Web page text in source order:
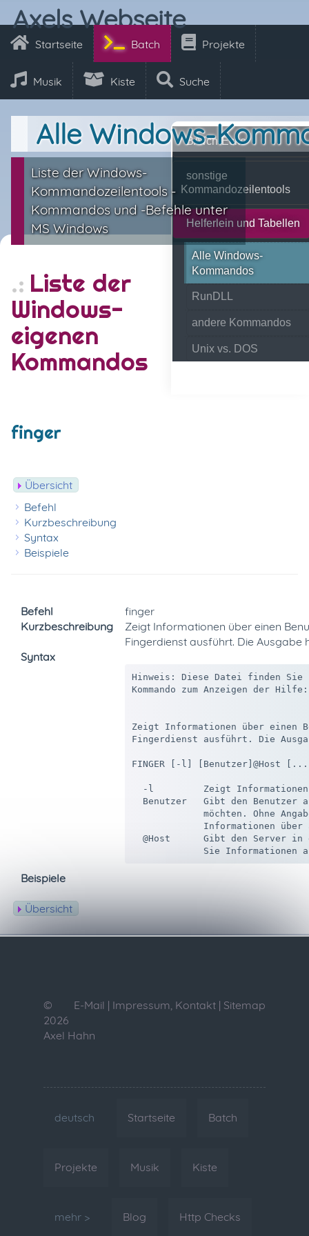
Axels Webseite
Startseite Batch Projekte
Musik Kiste Suche
BATch-Ecke
sonstige
Kommandozeilentools
Helferlein und Tabellen
Alle Windows-
Kommandos
RunDLL
andere Kommandos
Unix vs. DOS
Alle Windows-
Liste der Windows-
Kommandozeilentools -
Kommandos und -Befehle unter
MS Windows
Liste der
Windows-
eigenen
Kommandos
finger
Übersicht
Befehl
Kurzbeschreibung
Syntax
Beispiele
Befehl
finger
Kurzbeschreibung
Zeigt Informationen über einen
Fingerdienst ausführt. Die
Syntax
Hinweis: Diese Datei finden Sie
Kommando zum Anzeigen der
Zeigt Informationen über einen
Fingerdienst ausführt. Die
FINGER [-l] [Benutzer]@Host
-l         Zeigt
Benutzer   Gibt den Benutzer
möchten. Ohne
Informationen über
@Host      Gibt den Server in
Beispiele
Übersicht
E-Mail | Impressum, Kontakt | Sitemap
©
2026
Axel Hahn
deutsch Startseite Batch
Projekte Musik Kiste
mehr > Blog Http Checks